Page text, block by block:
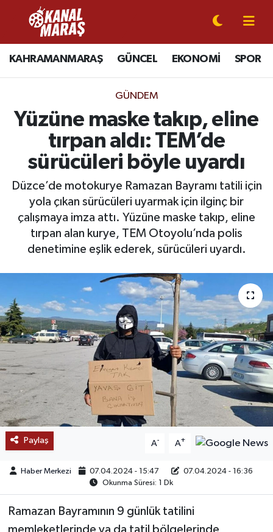
KAHRAMANMARAŞ GÜNCEL EKONOMİ SPOR
GÜNDEM
Yüzüne maske takıp, eline
tırpan aldı: TEM’de
sürücüleri böyle uyardı
Düzce’de motokurye Ramazan Bayramı tatili için
yola çıkan sürücüleri uyarmak için ilginç bir
çalışmaya imza attı. Yüzüne maske takıp, eline
tırpan alan kurye, TEM Otoyolu’nda polis
denetimine eşlik ederek, sürücüleri uyardı.
Paylaş A- A+
Haber Merkezi 07.04.2024 - 15:47
07.04.2024 - 16:36
Okunma Süresi: 1 Dk
Ramazan Bayramının 9 günlük tatilini
CANLI YAYIN
KAHRAMANMARAŞ
SPOR
SİYASET
EKONOMİ
GÜNDEM
SAĞLIK
EĞİTİM
BÖLGE
KEŞFET
POPÜLER
DÜNYA
MEDYA
Kahramanmaraş Nöbetçi Eczaneler
Kahramanmaraş Hava Durumu
Kahramanmaraş Trafik Yoğunluk Haritası
Süper Lig Puan Durumu ve Fikstür
Tüm Manşetler
Son Dakika Haberleri